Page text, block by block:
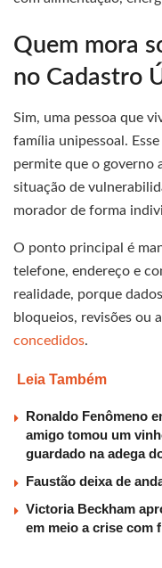
Quem mora
no Cadastro
Sim, uma pessoa que
família unipessoal.
permite que o governo
situação de
morador de forma
O ponto principal é
telefone, endereço e
realidade, porque
bloqueios, revisões ou
concedidos.
Leia Também
Ronaldo Fenômeno
amigo tomou um
guardado na adega
Faustão deixa de
Victoria Beckham
em meio a crise com